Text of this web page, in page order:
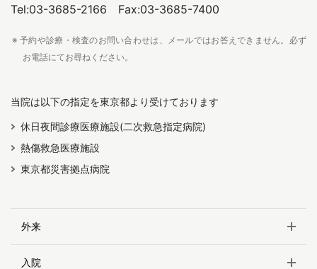
Tel:03-3685-2166 Fax:03-3685-7400
※ 予約や診療・検査のお問い合わせは、メールではお答えできません。必ず
お電話にてお尋ねください。
当院は以下の指定を東京都より受けております
休日夜間診療医療施設(二次救急指定病院)
熱傷救急医療施設
東京都災害拠点病院
外来
入院